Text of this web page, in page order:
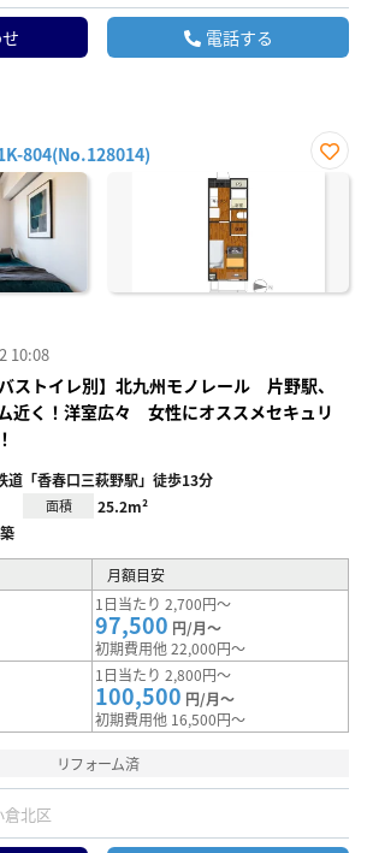
電話する
804(No.128014)
お気
10:08
ストイレ別】北九州モノレール 片野駅、
近く！洋室広々 女性にオススメセキュリ
道「香春口三萩野駅」徒歩13分
面積 25.2m²
月額目安
1日当たり 2,700円～
97,500 円/月～
初期費用他 22,000円～
1日当たり 2,800円～
100,500 円/月～
初期費用他 16,500円～
リフォーム済
北区